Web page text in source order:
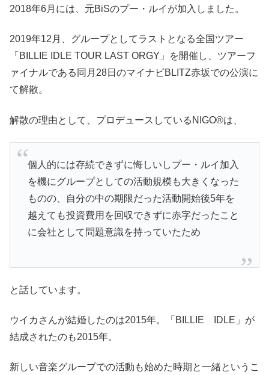
2018年6月には、元BiSのプー・ルイが加入しました。
2019年12月、グループとしてラストとなる全国ツアー
「BILLIE IDLE TOUR LAST ORGY」を開催し、ツアーフ
ァイナルである同月28日のマイナビBLITZ赤坂での公演に
て解散。
解散の理由として、プロデュースしているNIGO®は、
個人的には存続できずに悔しいしプー・ルイ加入
を機にグループとしての活動規模も大きくなった
ものの、自分の中の期限だった活動開始後5年を
越えても投資費用を回収できずに赤字だったこと
に会社として問題意識を持っていたため
と話しています。
ウイカさんが結婚したのは2015年。「BILLIE IDLE」が
結成されたのも2015年。
新しい音楽グループでの活動も始めた時期と一緒というこ